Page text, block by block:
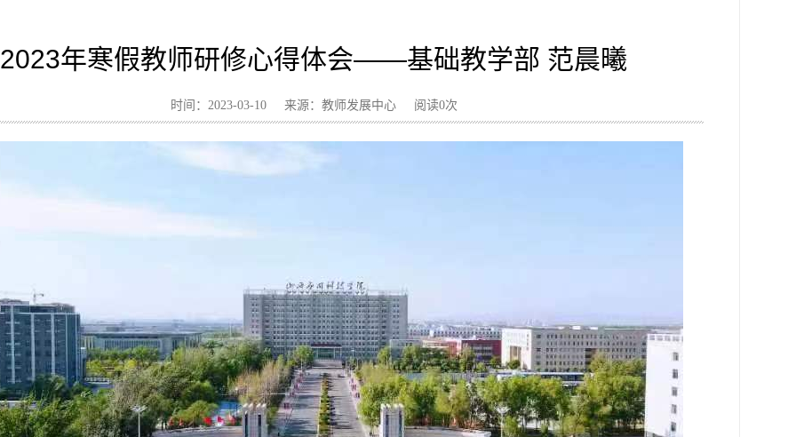
2023年寒假教师研修心得体会——基础教学部 范晨曦
时间：2023-03-10 来源：教师发展中心 阅读0次